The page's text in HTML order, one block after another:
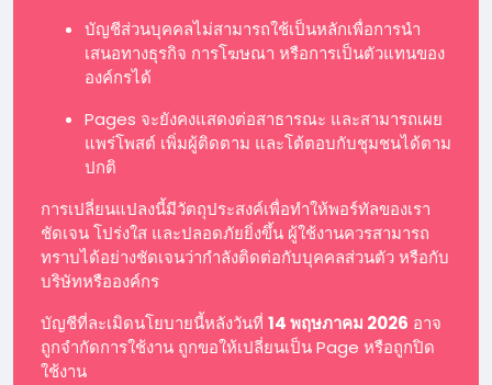
บัญชีส่วนบุคคลไม่สามารถใช้เป็นหลักเพื่อการนำ
เสนอทางธุรกิจ การโฆษณา หรือการเป็นตัวแทนของ
องค์กรได้
Pages จะยังคงแสดงต่อสาธารณะ และสามารถเผย
แพร่โพสต์ เพิ่มผู้ติดตาม และโต้ตอบกับชุมชนได้ตาม
ปกติ
การเปลี่ยนแปลงนี้มีวัตถุประสงค์เพื่อทำให้พอร์ทัลของเรา
ชัดเจน โปร่งใส และปลอดภัยยิ่งขึ้น ผู้ใช้งานควรสามารถ
ทราบได้อย่างชัดเจนว่ากำลังติดต่อกับบุคคลส่วนตัว หรือกับ
บริษัทหรือองค์กร
บัญชีที่ละเมิดนโยบายนี้หลังวันที่ 14 พฤษภาคม 2026 อาจ
ถูกจำกัดการใช้งาน ถูกขอให้เปลี่ยนเป็น Page หรือถูกปิด
ใช้งาน